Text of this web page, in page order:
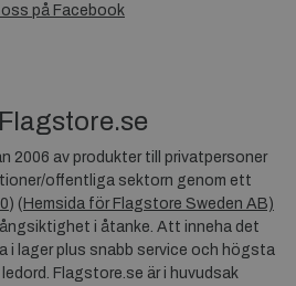
oss på Facebook
2006 av produkter till privatpersoner
offentliga sektorn genom ett
) ( Hemsida för Flagstore Sweden AB)
i åtanke. Att inneha det
i lager plus snabb service och högsta
Flagstore.se är i huvudsak